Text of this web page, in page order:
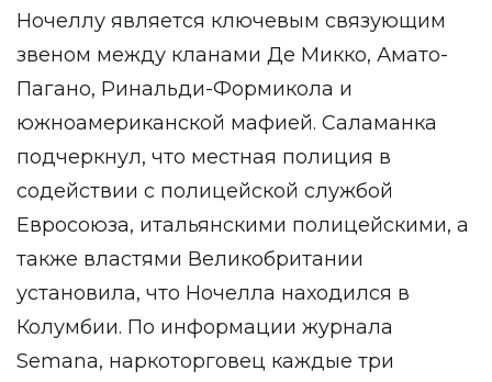
Ночеллу является ключевым связующим
звеном между кланами Де Микко, Амато-
Пагано, Ринальди-Формикола и
южноамериканской мафией. Саламанка
подчеркнул, что местная полиция в
содействии с полицейской службой
Евросоюза, итальянскими полицейскими, а
также властями Великобритании
установила, что Ночелла находился в
Колумбии. По информации журнала
Semana, наркоторговец каждые три